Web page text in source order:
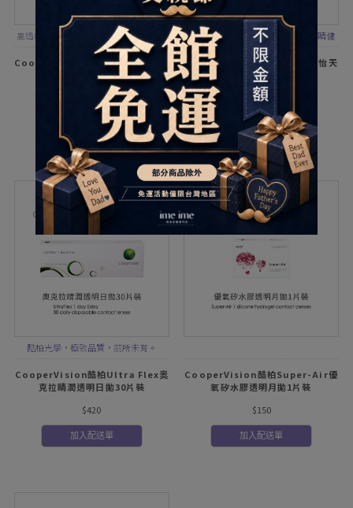
高透氧矽水膠 親水性舒適鏡片 56%高含
水量 防UVA/ UVB 紫外線防護
CooperVision酷柏Clariti珂朗清
透明日拋30片裝
$650
加入配送單
極佳透氧，支援角膜需求，保持眼睛健
康亮白，多重防護UVA86%；UVB97%
CooperVision酷柏MyDay美怡天
矽水膠透明日拋30片裝
$1,000
加入配送單
酷柏光學，極致品質，前所未有。
CooperVision酷柏Ultra Flex奧
克拉睛潤透明日拋30片裝
$420
加入配送單
CooperVision酷柏Super-Air優
氧矽水膠透明月拋1片裝
$150
加入配送單